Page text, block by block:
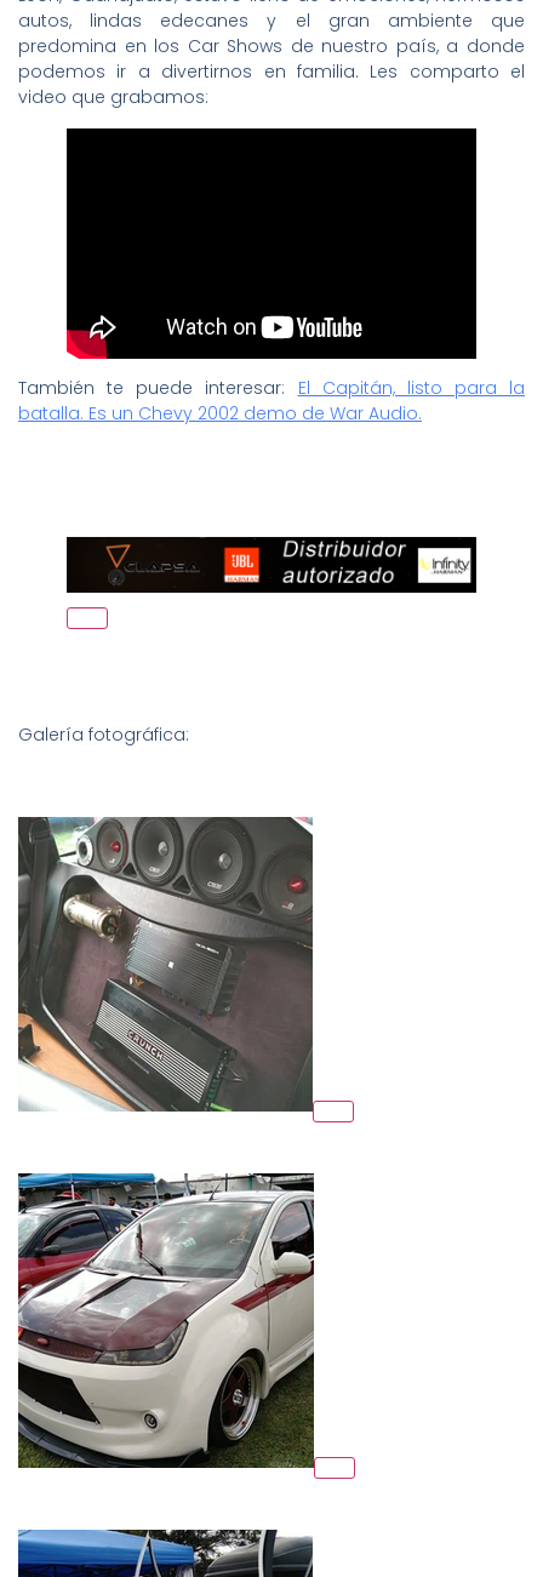
autos, lindas edecanes y el gran ambiente que
predomina en los Car Shows de nuestro país, a donde
podemos ir a divertirnos en familia. Les comparto el
video que grabamos:
También te puede interesar: El Capitán, listo para la
batalla. Es un Chevy 2002 demo de War Audio.
Galería fotográfica: